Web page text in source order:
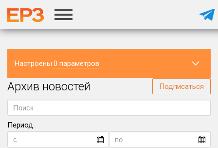
Настроены 0 параметров
Регион
Архив новостей Подписаться
Период